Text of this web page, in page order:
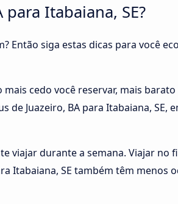
Itabaiana, SE?
Então siga estas dicas para você
mais cedo você reservar, mais barato
Juazeiro, BA para Itabaiana, SE,
viajar durante a semana. Viajar no
Itabaiana, SE também têm menos